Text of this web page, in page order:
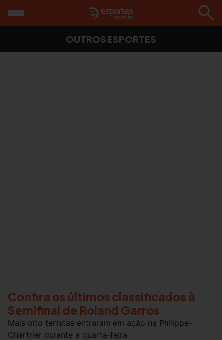
OUTROS ESPORTES
Confira os últimos classificados à
Semifinal de Roland Garros
Mais oito tenistas entraram em ação na Philippe-
Chartrier durante a quarta-feira